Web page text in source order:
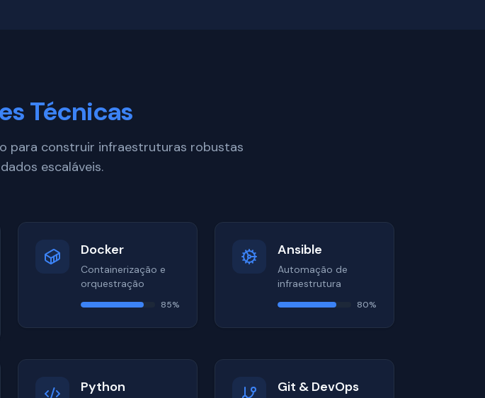
Técnicas
para construir infraestruturas robustas
escaláveis.
Docker
Containerização e
orquestração
85%
Ansible
Automação de
infraestrutura
80%
Python Git & DevOps